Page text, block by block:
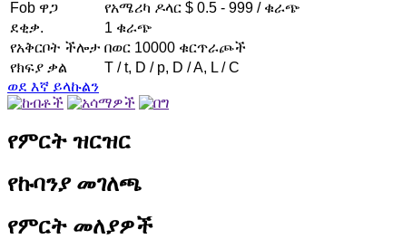
Fob ዋጋ
የአሜሪካ ዶላር $ 0.5 - 999 / ቁራጭ
ደቂቃ.
1 ቁራጭ
የአቅርቦት ችሎታ በወር 10000 ቁርጥራጮች
የክፍያ ቃል
T / t, D / p, D / A, L / C
ወደ እኛ ይላኩልን
የምርት ዝርዝር
የኩባንያ መገለጫ
የምርት መለያዎች